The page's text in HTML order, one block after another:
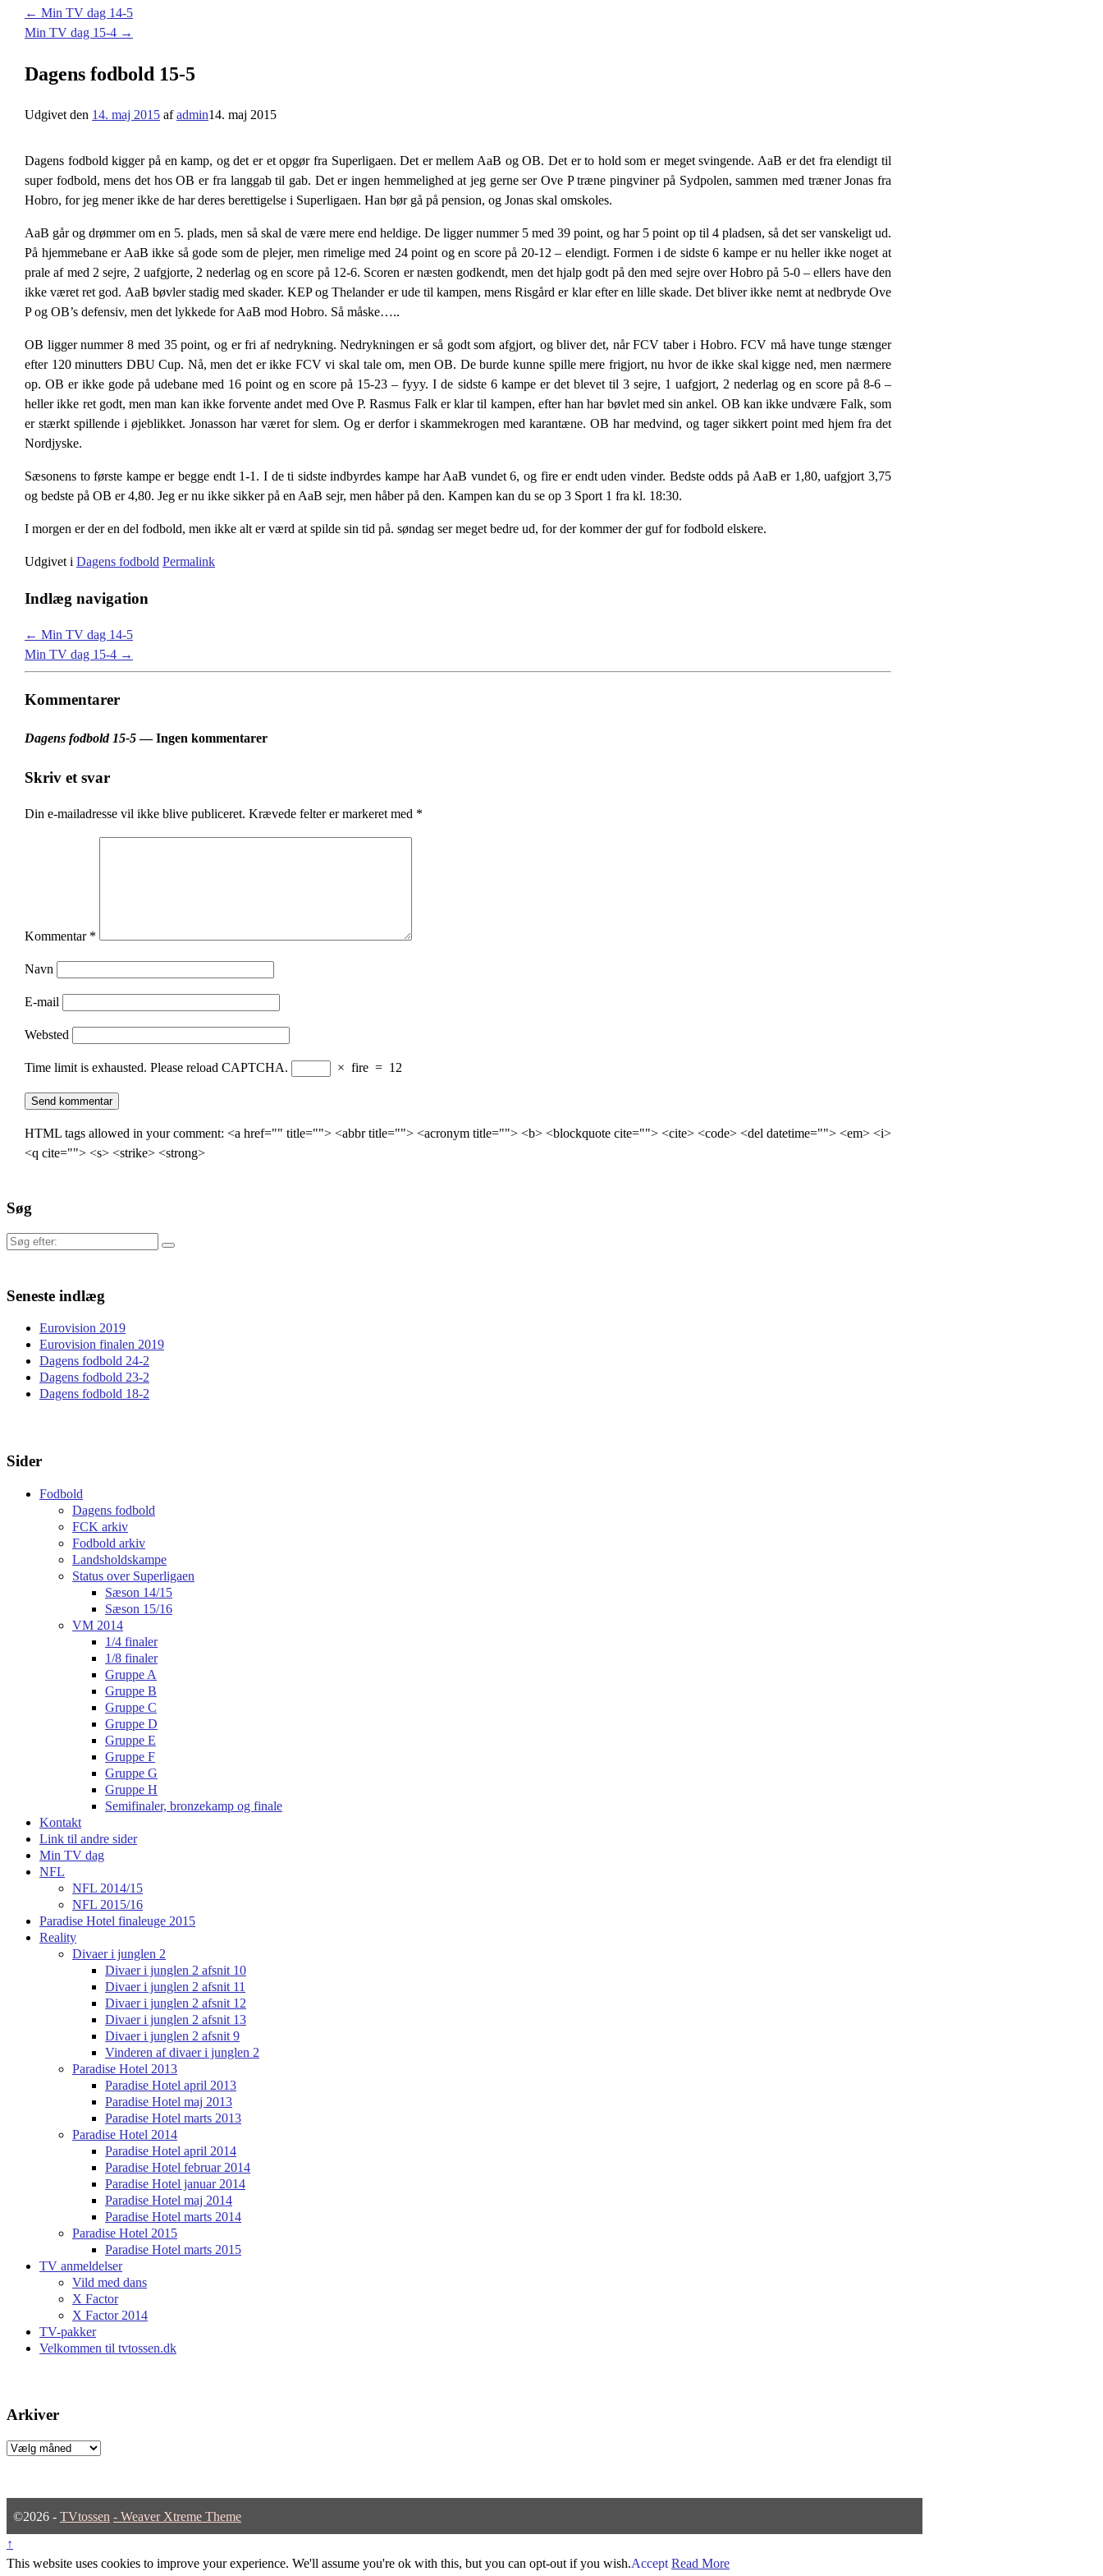
← Min TV dag 14-5
Min TV dag 15-4 →
Dagens fodbold 15-5
Udgivet den 14. maj 2015 afadmin14. maj 2015
Dagens fodbold kigger på en kamp, og det er et opgør fra Superligaen. Det er mellem AaB og OB. Det er to hold som er meget svingende. AaB er det fra elendigt til
super fodbold, mens det hos OB er fra langgab til gab. Det er ingen hemmelighed at jeg gerne ser Ove P træne pingviner på Sydpolen, sammen med træner Jonas fra
Hobro, for jeg mener ikke de har deres berettigelse i Superligaen. Han bør gå på pension, og Jonas skal omskoles.
AaB går og drømmer om en 5. plads, men så skal de være mere end heldige. De ligger nummer 5 med 39 point, og har 5 point op til 4 pladsen, så det ser vanskeligt ud.
På hjemmebane er AaB ikke så gode som de plejer, men rimelige med 24 point og en score på 20-12 – elendigt. Formen i de sidste 6 kampe er nu heller ikke noget at
prale af med 2 sejre, 2 uafgjorte, 2 nederlag og en score på 12-6. Scoren er næsten godkendt, men det hjalp godt på den med sejre over Hobro på 5-0 – ellers have den
ikke været ret god. AaB bøvler stadig med skader. KEP og Thelander er ude til kampen, mens Risgård er klar efter en lille skade. Det bliver ikke nemt at nedbryde Ove
P og OB’s defensiv, men det lykkede for AaB mod Hobro. Så måske…..
OB ligger nummer 8 med 35 point, og er fri af nedrykning. Nedrykningen er så godt som afgjort, og bliver det, når FCV taber i Hobro. FCV må have tunge stænger
efter 120 minutters DBU Cup. Nå, men det er ikke FCV vi skal tale om, men OB. De burde kunne spille mere frigjort, nu hvor de ikke skal kigge ned, men nærmere
op. OB er ikke gode på udebane med 16 point og en score på 15-23 – fyyy. I de sidste 6 kampe er det blevet til 3 sejre, 1 uafgjort, 2 nederlag og en score på 8-6 –
heller ikke ret godt, men man kan ikke forvente andet med Ove P. Rasmus Falk er klar til kampen, efter han har bøvlet med sin ankel. OB kan ikke undvære Falk, som
er stærkt spillende i øjeblikket. Jonasson har været for slem. Og er derfor i skammekrogen med karantæne. OB har medvind, og tager sikkert point med hjem fra det
Nordjyske.
Sæsonens to første kampe er begge endt 1-1. I de ti sidste indbyrdes kampe har AaB vundet 6, og fire er endt uden vinder. Bedste odds på AaB er 1,80, uafgjort 3,75
og bedste på OB er 4,80. Jeg er nu ikke sikker på en AaB sejr, men håber på den. Kampen kan du se op 3 Sport 1 fra kl. 18:30.
I morgen er der en del fodbold, men ikke alt er værd at spilde sin tid på. søndag ser meget bedre ud, for der kommer der guf for fodbold elskere.
Udgivet i Dagens fodbold Permalink
Indlæg navigation
← Min TV dag 14-5
Min TV dag 15-4 →
Kommentarer
Dagens fodbold 15-5— Ingen kommentarer
Skriv et svar
Din e-mailadresse vil ikke blive publiceret. Krævede felter er markeret med *
Kommentar *
Navn
E-mail
Websted
Time limit is exhausted. Please reload CAPTCHA. × fire = 12
HTML tags allowed in your comment: <a href="" title=""> <abbr title=""> <acronym title=""> <b> <blockquote cite=""> <cite> <code> <del datetime=""> <em> <i>
<q cite=""> <s> <strike> <strong>
Søg
Søg
Seneste indlæg
Eurovision 2019
Eurovision finalen 2019
Dagens fodbold 24-2
Dagens fodbold 23-2
Dagens fodbold 18-2
Sider
Fodbold
Dagens fodbold
FCK arkiv
Fodbold arkiv
Landsholdskampe
Status over Superligaen
Sæson 14/15
Sæson 15/16
VM 2014
1/4 finaler
1/8 finaler
Gruppe A
Gruppe B
Gruppe C
Gruppe D
Gruppe E
Gruppe F
Gruppe G
Gruppe H
Semifinaler, bronzekamp og finale
Kontakt
Link til andre sider
Min TV dag
NFL
NFL 2014/15
NFL 2015/16
Paradise Hotel finaleuge 2015
Reality
Divaer i junglen 2
Divaer i junglen 2 afsnit 10
Divaer i junglen 2 afsnit 11
Divaer i junglen 2 afsnit 12
Divaer i junglen 2 afsnit 13
Divaer i junglen 2 afsnit 9
Vinderen af divaer i junglen 2
Paradise Hotel 2013
Paradise Hotel april 2013
Paradise Hotel maj 2013
Paradise Hotel marts 2013
Paradise Hotel 2014
Paradise Hotel april 2014
Paradise Hotel februar 2014
Paradise Hotel januar 2014
Paradise Hotel maj 2014
Paradise Hotel marts 2014
Paradise Hotel 2015
Paradise Hotel marts 2015
TV anmeldelser
Vild med dans
X Factor
X Factor 2014
TV-pakker
Velkommen til tvtossen.dk
Arkiver
Arkiver
©2026 - TVtossen - Weaver Xtreme Theme
↑
This website uses cookies to improve your experience. We'll assume you're ok with this, but you can opt-out if you wish.Accept Read More